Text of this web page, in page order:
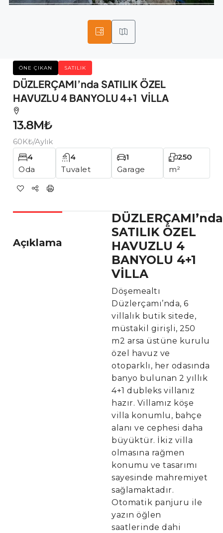
ÖNE ÇIKAN SATILIK
DÜZLERÇAMI’nda SATILIK ÖZEL
HAVUZLU 4 BANYOLU 4+1 VİLLA
13.8M₺
60K₺/Aylık
Oda
4
Tuvalet
4
Garage
1
m²
250
Açıklama
DÜZLERÇAMI’nda
SATILIK ÖZEL
HAVUZLU 4
BANYOLU 4+1
VİLLA
Döşemealtı
Düzlerçamı’nda, 6
villalık butik sitede,
müstakil girişli, 250
m2 arsa üstüne kurulu
özel havuz ve
otoparklı, her odasında
banyo bulunan 2 yıllık
4+1 dubleks villanız
hazır. Villamız köşe
villa konumlu, bahçe
alanı ve cephesi daha
büyüktür. İkiz villa
olmasına rağmen
konumu ve tasarımı
sayesinde mahremiyet
sağlamaktadır.
Otomatik panjuru ile
yazın öğlen
saatlerinde dahi